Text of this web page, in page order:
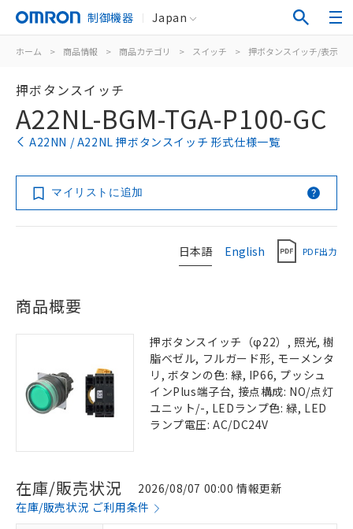
制御機器 Japan
ホーム > 商品情報 > 商品カテゴリ > スイッチ > 押ボタンスイッチ/表示灯
押ボタンスイッチ
A22NL-BGM-TGA-P100-GC
A22NN / A22NL 押ボタンスイッチ 形式仕様一覧
マイリストに追加
日本語 English PDF出力
商品概要
押ボタンスイッチ（φ22）, 照光, 樹
脂ベゼル, フルガード形, モーメンタ
リ, ボタンの色: 緑, IP66, プッシュ
インPlus端子台, 接点構成: NO/点灯
ユニット/-, LEDランプ色: 緑, LED
ランプ電圧: AC/DC24V
在庫/販売状況
2026/08/07 00:00 情報更新
在庫/販売状況 ご利用条件